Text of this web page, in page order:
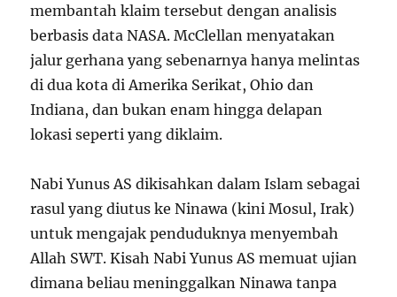
membantah klaim tersebut dengan analisis
berbasis data NASA. McClellan menyatakan
jalur gerhana yang sebenarnya hanya melintas
di dua kota di Amerika Serikat, Ohio dan
Indiana, dan bukan enam hingga delapan
lokasi seperti yang diklaim.
Nabi Yunus AS dikisahkan dalam Islam sebagai
rasul yang diutus ke Ninawa (kini Mosul, Irak)
untuk mengajak penduduknya menyembah
Allah SWT. Kisah Nabi Yunus AS memuat ujian
dimana beliau meninggalkan Ninawa tanpa